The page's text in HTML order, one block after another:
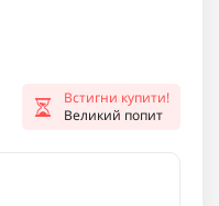
Встигни купити!
Великий попит